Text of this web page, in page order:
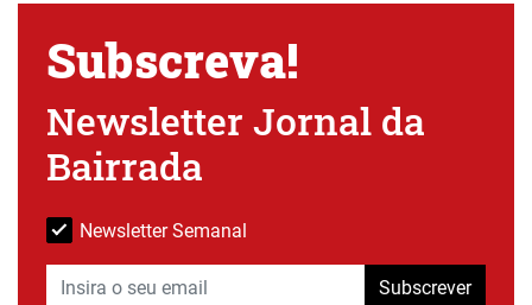
Subscreva!
Newsletter Jornal da
Bairrada
Newsletter Semanal
Subscrever